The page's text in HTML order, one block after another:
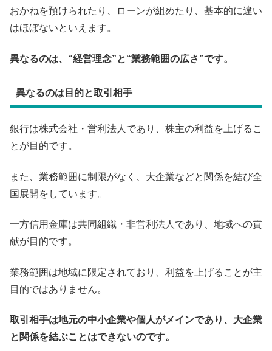
おかねを預けられたり、ローンが組めたり、基本的に違い
はほぼないといえます。
異なるのは、“経営理念”と“業務範囲の広さ”です。
異なるのは目的と取引相手
銀行は株式会社・営利法人であり、株主の利益を上げるこ
とが目的です。
また、業務範囲に制限がなく、大企業などと関係を結び全
国展開をしています。
一方信用金庫は共同組織・非営利法人であり、地域への貢
献が目的です。
業務範囲は地域に限定されており、利益を上げることが主
目的ではありません。
取引相手は地元の中小企業や個人がメインであり、大企業
と関係を結ぶことはできないのです。